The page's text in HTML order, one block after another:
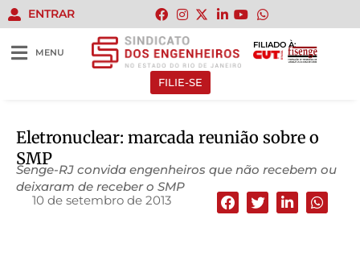
ENTRAR
MENU
FILIADO À:
FILIE-SE
Eletronuclear: marcada reunião sobre o
SMP
Senge-RJ convida engenheiros que não recebem ou
deixaram de receber o SMP
10 de setembro de 2013